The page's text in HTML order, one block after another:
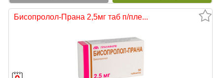
Бисопролол-Прана 2,5мг таб п/пле...